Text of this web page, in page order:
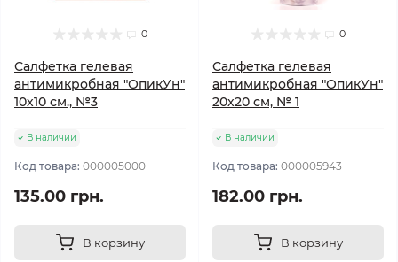
0
Салфетка гелевая
антимикробная "ОпикУн"
10х10 см., №3
В наличии
Код товара: 000005000
135.00 грн.
В корзину
0
Салфетка гелевая
антимикробная "ОпикУн"
20х20 см, № 1
В наличии
Код товара: 000005943
182.00 грн.
В корзину